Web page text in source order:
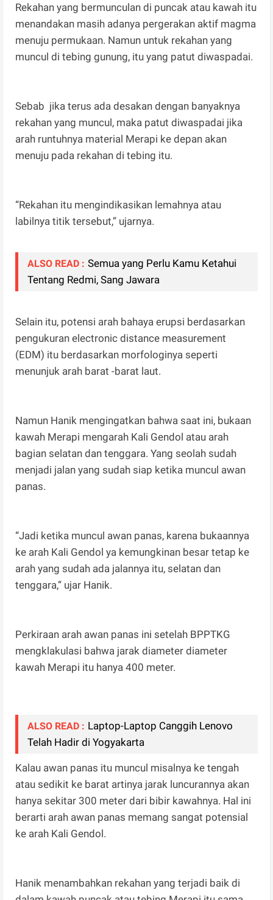
Rekahan yang bermunculan di puncak atau kawah itu
menandakan masih adanya pergerakan aktif magma
menuju permukaan. Namun untuk rekahan yang
muncul di tebing gunung, itu yang patut diwaspadai.
Sebab jika terus ada desakan dengan banyaknya
rekahan yang muncul, maka patut diwaspadai jika
arah runtuhnya material Merapi ke depan akan
menuju pada rekahan di tebing itu.
“Rekahan itu mengindikasikan lemahnya atau
labilnya titik tersebut,” ujarnya.
ALSO READ : Semua yang Perlu Kamu Ketahui
Tentang Redmi, Sang Jawara
Selain itu, potensi arah bahaya erupsi berdasarkan
pengukuran electronic distance measurement
(EDM) itu berdasarkan morfologinya seperti
menunjuk arah barat -barat laut.
Namun Hanik mengingatkan bahwa saat ini, bukaan
kawah Merapi mengarah Kali Gendol atau arah
bagian selatan dan tenggara. Yang seolah sudah
menjadi jalan yang sudah siap ketika muncul awan
panas.
“Jadi ketika muncul awan panas, karena bukaannya
ke arah Kali Gendol ya kemungkinan besar tetap ke
arah yang sudah ada jalannya itu, selatan dan
tenggara,” ujar Hanik.
Perkiraan arah awan panas ini setelah BPPTKG
mengklakulasi bahwa jarak diameter diameter
kawah Merapi itu hanya 400 meter.
ALSO READ : Laptop-Laptop Canggih Lenovo
Telah Hadir di Yogyakarta
Kalau awan panas itu muncul misalnya ke tengah
atau sedikit ke barat artinya jarak luncurannya akan
hanya sekitar 300 meter dari bibir kawahnya. Hal ini
berarti arah awan panas memang sangat potensial
ke arah Kali Gendol.
Hanik menambahkan rekahan yang terjadi baik di